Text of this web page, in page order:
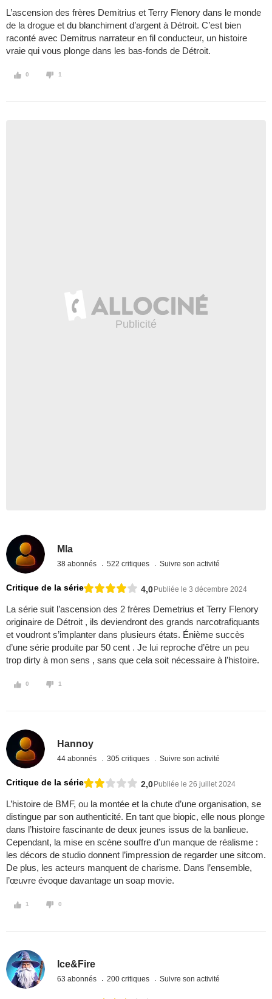
L’ascension des frères Demitrius et Terry Flenory dans le monde
de la drogue et du blanchiment d’argent à Détroit. C’est bien
raconté avec Demitrus narrateur en fil conducteur, un histoire
vraie qui vous plonge dans les bas-fonds de Détroit.
0 1
Mla
38 abonnés 522 critiques Suivre son activité
Critique de la série 4,0Publiée le 3 décembre 2024
La série suit l’ascension des 2 frères Demetrius et Terry Flenory
originaire de Détroit , ils deviendront des grands narcotrafiquants
et voudront s’implanter dans plusieurs états. Énième succès
d’une série produite par 50 cent . Je lui reproche d’être un peu
trop dirty à mon sens , sans que cela soit nécessaire à l’histoire.
0 1
Hannoy
44 abonnés 305 critiques Suivre son activité
Critique de la série 2,0Publiée le 26 juillet 2024
L’histoire de BMF, ou la montée et la chute d’une organisation, se
distingue par son authenticité. En tant que biopic, elle nous plonge
dans l’histoire fascinante de deux jeunes issus de la banlieue.
Cependant, la mise en scène souffre d’un manque de réalisme :
les décors de studio donnent l’impression de regarder une sitcom.
De plus, les acteurs manquent de charisme. Dans l’ensemble,
l’œuvre évoque davantage un soap movie.
1 0
Ice&Fire
63 abonnés 200 critiques Suivre son activité